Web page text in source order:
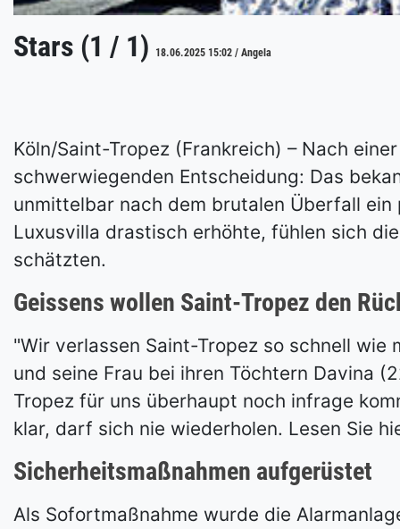
Stars (1 / 1) 18.06.2025 15:02 / Angela
Köln/Saint-Tropez (Frankreich) – Nach
schwerwiegenden Entscheidung: Das
unmittelbar nach dem brutalen Überfall
Luxusvilla drastisch erhöhte, fühlen sich
schätzten.
Geissens wollen Saint-Tropez den
"Wir verlassen Saint-Tropez so schnell
und seine Frau bei ihren Töchtern Davina
Tropez für uns überhaupt noch infrage
klar, darf sich nie wiederholen. Lesen Sie
Sicherheitsmaßnahmen aufgerüstet
Als Sofortmaßnahme wurde die